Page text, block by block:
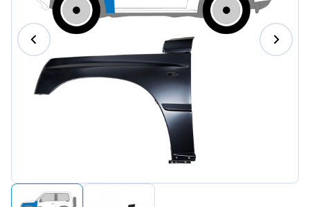
Magyar
Hrvatski
Português
Slovenian
Latvian
Slovenčina